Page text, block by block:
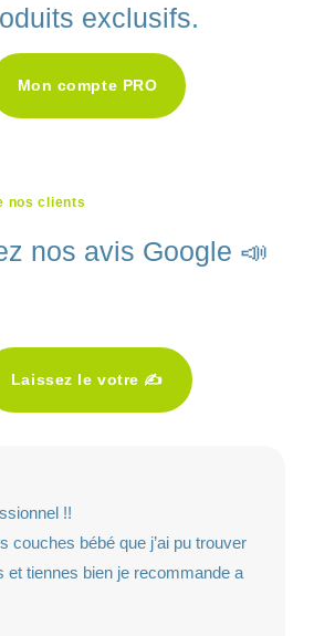
exclusifs.
Mon compte PRO
nos clients
nos avis Google 📣
Laissez le votre ✍️
!!
couches bébé que j’ai pu trouver
et tiennes bien je recommande a